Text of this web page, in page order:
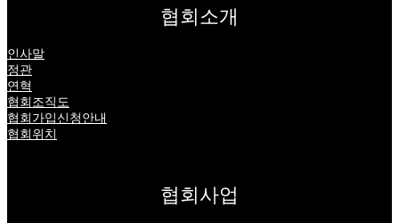
협회소개
인사말
정관
연혁
협회조직도
협회가입신청안내
협회위치
협회사업